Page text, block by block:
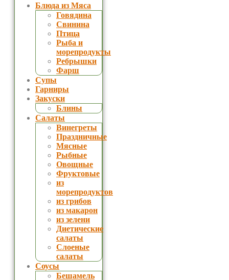
Блюда из Мяса
Говядина
Свинина
Птица
Рыба и
морепродукты
Ребрышки
Фарш
Супы
Гарниры
Закуски
Блины
Салаты
Винегреты
Праздничные
Мясные
Рыбные
Овощные
Фруктовые
из
морепродуктов
из грибов
из макарон
из зелени
Диетические
салаты
Слоеные
салаты
Соусы
Бешамель